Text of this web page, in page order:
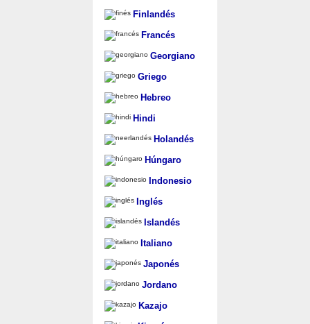
Finlandés
Francés
Georgiano
Griego
Hebreo
Hindi
Holandés
Húngaro
Indonesio
Inglés
Islandés
Italiano
Japonés
Jordano
Kazajo